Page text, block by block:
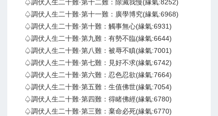
♤調伏人生二十難·第十二難：除滅我慢(緣氣:8252)
♤調伏人生二十難·第十一難：廣學博究(緣氣:6968)
♤調伏人生二十難·第十難：觸事無心(緣氣:6931)
♤調伏人生二十難·第九難：有勢不臨(緣氣:6644)
♤調伏人生二十難·第八難：被辱不瞋(緣氣:7001)
♤調伏人生二十難·第七難：見好不求(緣氣:6742)
♤調伏人生二十難·第六難：忍色忍欲(緣氣:7664)
♤調伏人生二十難·第五難：生值佛世(緣氣:7054)
♤調伏人生二十難·第四難：得睹佛經(緣氣:6780)
♤調伏人生二十難·第三難：棄命必死(緣氣:6770)